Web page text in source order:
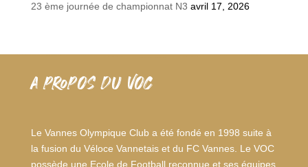
23 ème journée de championnat N3 avril 17, 2026
A PROPOS DU VOC
Le Vannes Olympique Club a été fondé en 1998 suite à
la fusion du Véloce Vannetais et du FC Vannes. Le VOC
possède une Ecole de Football reconnue et ses équipes